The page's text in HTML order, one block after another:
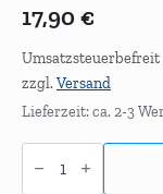
17,90 €
Umsatzsteuerbefreit
zzgl.Versand
Lieferzeit: ca. 2-3
Midnight
Dreamer